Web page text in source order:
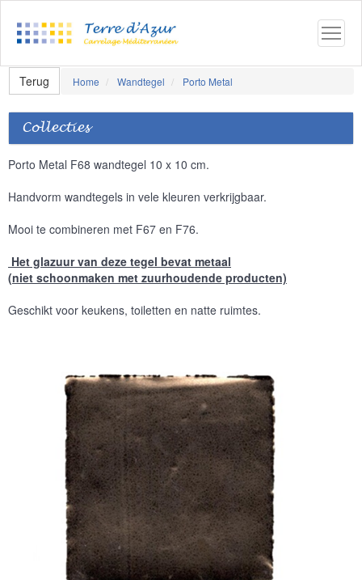
Terug Home Wandtegel Porto Metal
Collecties
Porto Metal F68 wandtegel 10 x 10 cm.
Handvorm wandtegels in vele kleuren verkrijgbaar.
Mooi te combineren met F67 en F76.
Het glazuur van deze tegel bevat metaal
(niet schoonmaken met zuurhoudende producten)
Geschikt voor keukens, toiletten en natte ruimtes.